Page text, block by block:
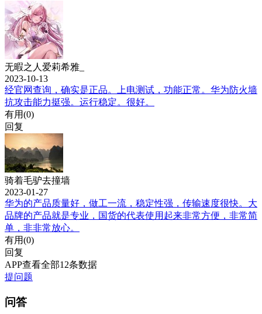
无暇之人爱莉希雅_
2023-10-13
经官网查询，确实是正品。上电测试，功能正常。华为防火墙
抗攻击能力挺强。运行稳定。很好。
有用(0)
回复
骑着毛驴去撞墙
2023-01-27
华为的产品质量好，做工一流，稳定性强，传输速度很快。大
品牌的产品就是专业，国货的代表使用起来非常方便，非常简
单，非非常放心。
有用(0)
回复
APP查看全部12条数据
提问题
问答